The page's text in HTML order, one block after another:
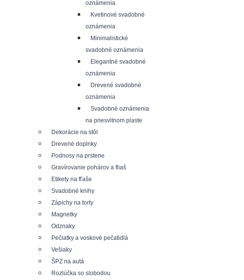
oznámenia
Kvetinové svadobné
oznámenia
Minimalistické
svadobné oznámenia
Elegantné svadobné
oznámenia
Drevené svadobné
oznámenia
Svadobné oznámenia
na priesvitnom plaste
Dekorácie na stôl
Drevené doplnky
Podnosy na prstene
Gravírovanie pohárov a fliaš
Etikety na fľaše
Svadobné knihy
Zápichy na torty
Magnetky
Odznaky
Pečiatky a voskové pečatidlá
Vešiaky
ŠPZ na autá
Rozlúčka so slobodou